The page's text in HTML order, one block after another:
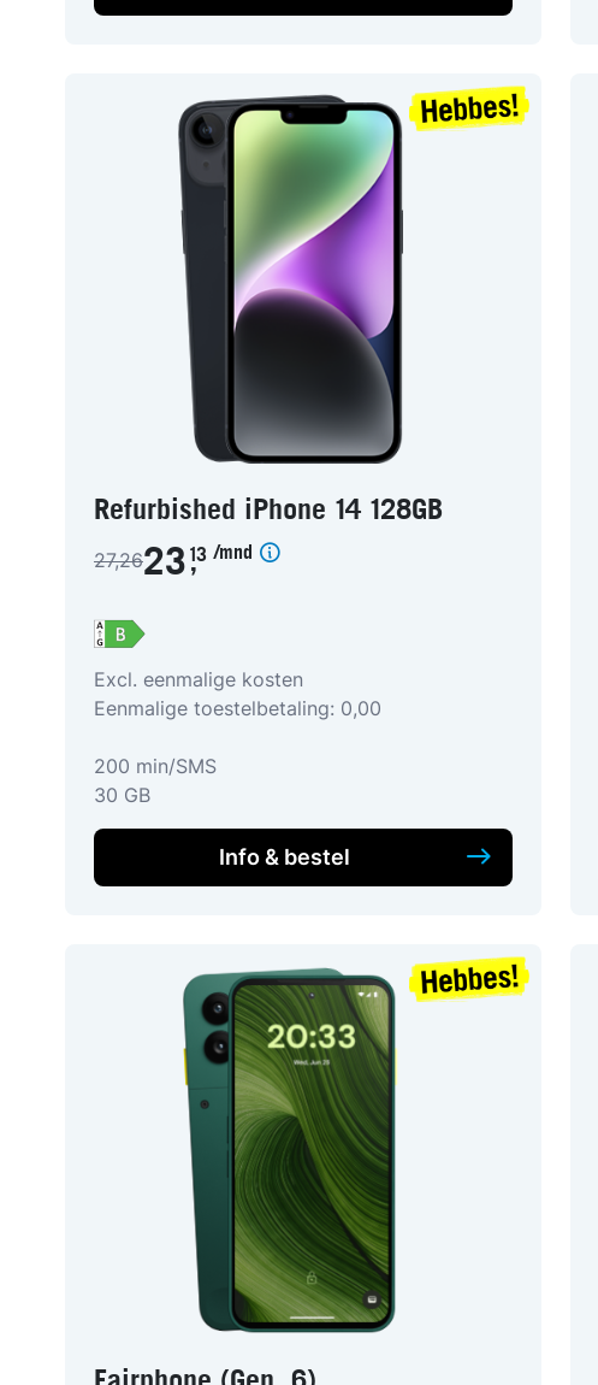
Refurbished iPhone 14 128GB
27,2623 ,
13 /mnd
Excl. eenmalige kosten
Eenmalige toestelbetaling: 0,00
200 min/SMS
30 GB
Info & bestel